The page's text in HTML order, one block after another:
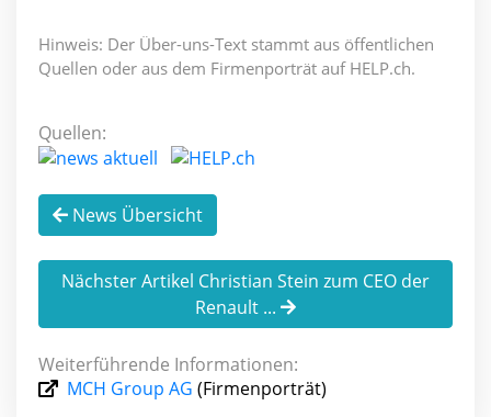
Hinweis: Der Über-uns-Text stammt aus öffentlichen
Quellen oder aus dem Firmenporträt auf HELP.ch.
Quellen:
News Übersicht
Nächster Artikel Christian Stein zum CEO der
Renault ...
Weiterführende Informationen:
MCH Group AG (Firmenporträt)